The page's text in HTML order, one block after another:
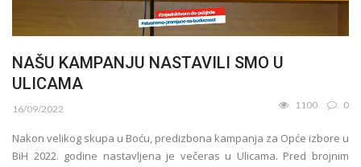
NAŠU KAMPANJU NASTAVILI SMO U
ULICAMA
16/09/2022 1100 0
Nakon velikog skupa u Boću, predizbona kampanja za Opće izbore u
BiH 2022. godine nastavljena je večeras u Ulicama. Pred brojnim